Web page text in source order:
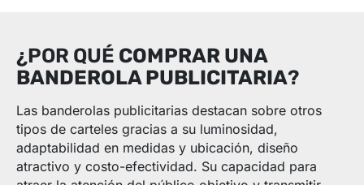
¿POR QUÉ COMPRAR UNA
BANDEROLA PUBLICITARIA?
Las banderolas publicitarias destacan sobre otros
tipos de carteles gracias a su luminosidad,
adaptabilidad en medidas y ubicación, diseño
atractivo y costo-efectividad. Su capacidad para